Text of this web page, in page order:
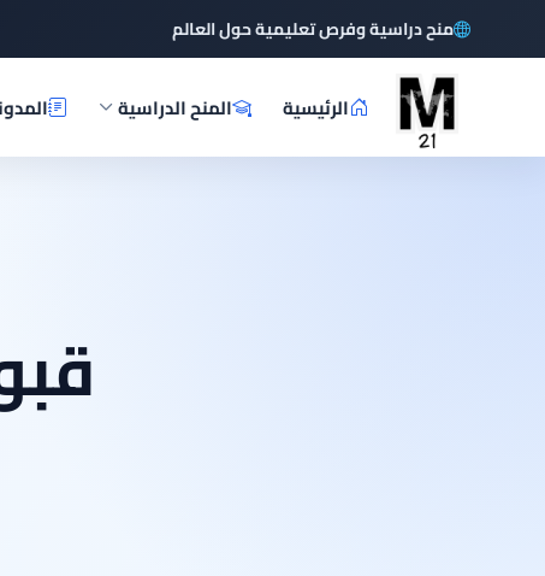
منح دراسية وفرص تعليمية حول العالم
الرئيسية المنح الدراسية